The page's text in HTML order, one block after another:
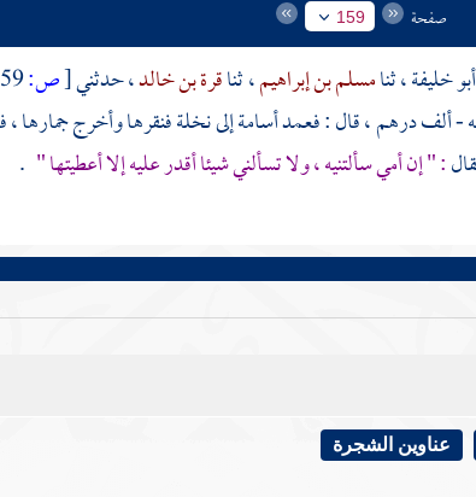
صفحة 159
أبو خليفة، ثنامسلم بن إبراهيم، ثناقرة بن خالد، حدثني[ص:159 ]
- ألف درهم ، قال : فعمدأسامةإلى نخلة فنقرها وأخرج جمارها
: " إن أمي سألتنيه ، ولا تسألني شيئا أقدر عليه إلا أعطيتها " .
عناوين الشجرة